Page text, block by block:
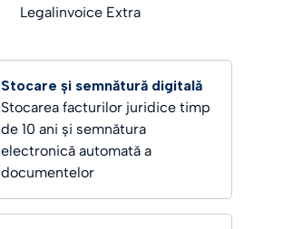
Legalinvoice Extra
Stocare și semnătură digitală
Stocarea facturilor juridice timp
de 10 ani și semnătura
electronică automată a
documentelor